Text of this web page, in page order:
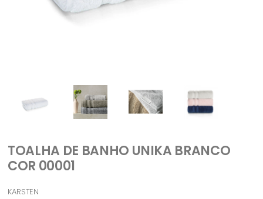
TOALHA DE BANHO UNIKA BRANCO
COR 00001
KARSTEN